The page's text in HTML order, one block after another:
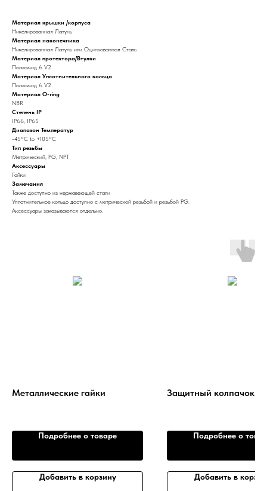
Материал крышки /корпуса
Никелированная Латунь
Материал наконечника
Никелированная Латунь или Оцинкованная Сталь
Материал протектора/Втулки
Полиамид 6 V2
Материал Уплотнительного кольца
Полиамид 6 V2
Материал O-ring
NBR
Степень IP
IP66, IP65
Диапазон Температур
-45°C to +105°C
Тип резьбы
Метрический, PG, NPT
Аксессуары
Гайки
Замечания
Также доступно из нержавеющей стали
Уплотнительное кольцо доступно с метрической резьбой и резьбой PG.
Аксессуары заказываются отдельно.
Металлические гайки
Подробнее о товаре
Добавить в корзину
Защитный колпачок
Подробнее о
Добавить в